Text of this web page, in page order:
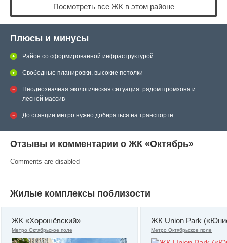
Посмотреть все ЖК в этом районе
Плюсы и минусы
Район со сформированной инфраструктурой
Свободные планировки, высокие потолки
Неоднозначная экологическая ситуация: рядом промзона и
лесной массив
До станции метро нужно добираться на транспорте
Отзывы и комментарии о ЖК «Октябрь»
Comments are disabled
Жилые комплексы поблизости
ЖК «Хорошёвский»
Метро Октябрьское поле
ЖК Union Park
Метро Октябрьское поле